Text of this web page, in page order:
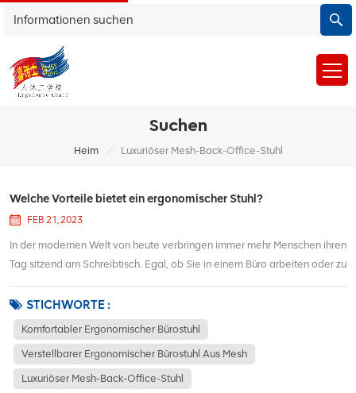
Suchen
Heim / Luxuriöser Mesh-Back-Office-Stuhl
Welche Vorteile bietet ein ergonomischer Stuhl?
FEB 21, 2023
In der modernen Welt von heute verbringen immer mehr Menschen ihren
Tag sitzend am Schreibtisch. Egal, ob Sie in einem Büro arbeiten oder zu
investieren ergonomischer Bürostuhl. Es hilft Ihnen nicht nur, sich den
ganzen...
STICHWORTE :
Komfortabler Ergonomischer Bürostuhl
Verstellbarer Ergonomischer Bürostuhl Aus Mesh
Luxuriöser Mesh-Back-Office-Stuhl